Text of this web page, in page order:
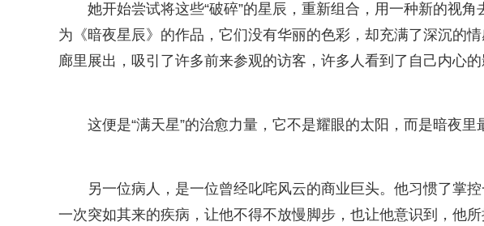
她开始尝试将这些“破碎”的星辰，重新组合，用一种新的视
为《暗夜星辰》的作品，它们没有华丽的色彩，却充满了深沉的
廊里展出，吸引了许多前来参观的访客，许多人看到了自己内心
这便是“满天星”的治愈力量，它不是耀眼的太阳，而是暗夜里
另一位病人，是一位曾经叱咤风云的商业巨头。他习惯了掌
一次突如其来的疾病，让他不得不放慢脚步，也让他意识到，他